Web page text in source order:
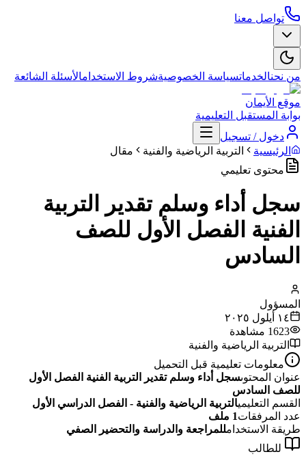
تواصل معنا
من نحنالخدماتسياسة الخصوصيةشروط الاستخدامالأسئلة الشائعة
موقع الأيمان
بوابة المستقبل التعليمية
دخول / تسجيل
الرئيسية
التربية الرياضية والفنية
مقال
محتوى تعليمي
سجل أداء وسلم تقدير التربية
الفنية الفصل الأول للصف
السادس
المسؤول
١٤ أيلول ٢٠٢٥
1623 مشاهدة
التربية الرياضية والفنية
معلومات تعليمية قبل التحميل
عنوان المحتوىسجل أداء وسلم تقدير التربية الفنية الفصل الأول
للصف السادس
القسم التعليميالتربية الرياضية والفنية - الفصل الدراسي الأول
عدد المرفقات1 ملف
طريقة الاستخدامللمراجعة والدراسة والتحضير الصفي
للطالب